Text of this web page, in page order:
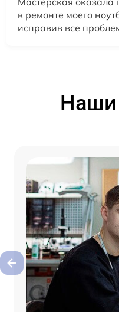
в ремонте моего
исправив все
Наши